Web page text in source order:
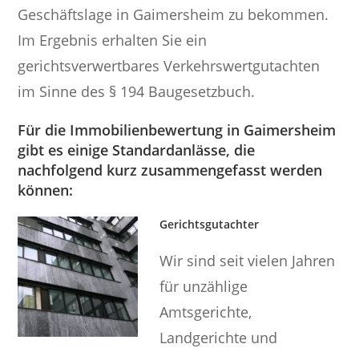
Geschäftslage in Gaimersheim zu bekommen.
Im Ergebnis erhalten Sie ein
gerichtsverwertbares Verkehrswertgutachten
im Sinne des § 194 Baugesetzbuch.
Für die Immobilienbewertung in Gaimersheim
gibt es einige Standardanlässe, die
nachfolgend kurz zusammengefasst werden
können:
Gerichtsgutachter
Wir sind seit vielen Jahren
für unzählige
Amtsgerichte,
Landgerichte und